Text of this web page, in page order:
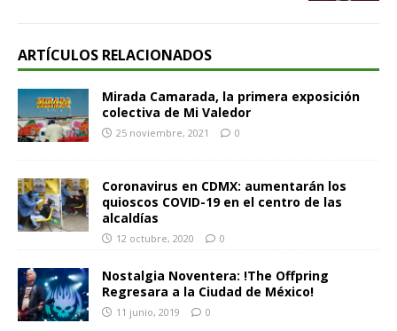
ARTÍCULOS RELACIONADOS
Mirada Camarada, la primera exposición
colectiva de Mi Valedor
25 noviembre, 2021 0
Coronavirus en CDMX: aumentarán los
quioscos COVID-19 en el centro de las
alcaldías
12 octubre, 2020 0
Nostalgia Noventera: !The Offpring
Regresara a la Ciudad de México!
11 junio, 2019 0